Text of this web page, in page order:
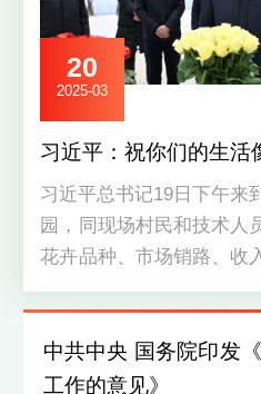
20
2025-03
习近平：祝你们的生活
习近平总书记19日下午来
园，同现场村民和技术人
花卉品种、市场销路、收
总书记，在这里工作，
元，旺季可达7000多元
开心”。习近平总书记高
得很兴旺，符合现代农业
中共中央 国务院印发
工作的意见》